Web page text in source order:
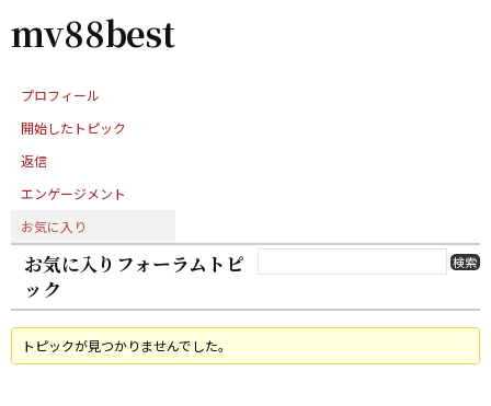
ム
mv88best
プロフィール
開始したトピック
返信
エンゲージメント
お気に入り
お気に入りフォーラムトピ
ック
トピックが見つかりませんでした。